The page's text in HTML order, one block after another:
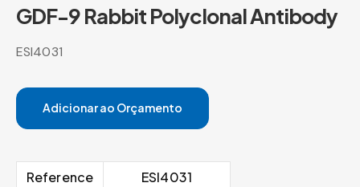
GDF-9 Rabbit Polyclonal Antibody
ESI4031
Adicionar ao Orçamento
Reference
ESI4031